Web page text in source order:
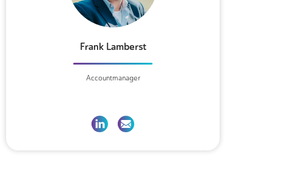
Frank Lamberst
Accountmanager